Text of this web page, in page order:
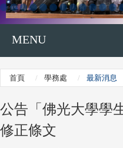
MENU
首頁 學務處 最新消息
公告「佛光大學學
修正條文